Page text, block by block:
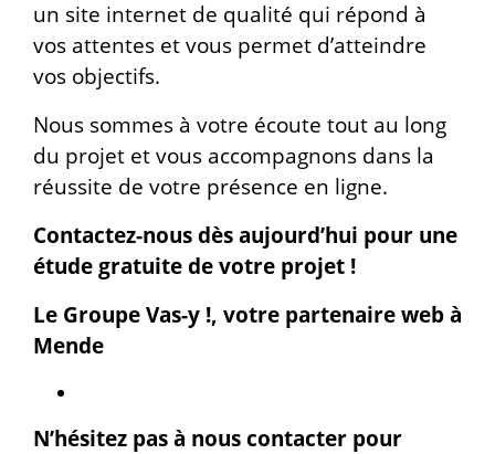
un site internet de qualité qui répond à
vos attentes et vous permet d’atteindre
vos objectifs.
Nous sommes à votre écoute tout au long
du projet et vous accompagnons dans la
réussite de votre présence en ligne.
Contactez-nous dès aujourd’hui pour une
étude gratuite de votre projet !
Le Groupe Vas-y !, votre partenaire web à
Mende
N’hésitez pas à nous contacter pour